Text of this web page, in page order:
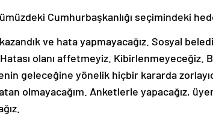
Cumhurbaşkanlığı seçimindeki
ve hata yapmayacağız. Sosyal
olanı affetmeyiz. Kibirlenmeyeceğiz.
geleceğine yönelik hiçbir kararda
olmayacağım. Anketlerle yapacağız,